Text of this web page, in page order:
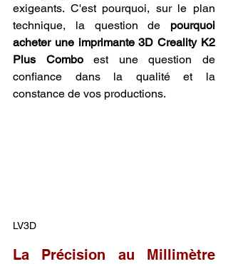
exigeants. C'est pourquoi, sur le plan
technique, la question de pourquoi
acheter une imprimante 3D Creality K2
Plus Combo est une question de
confiance dans la qualité et la
constance de vos productions.
LV3D
La Précision au Millimètre